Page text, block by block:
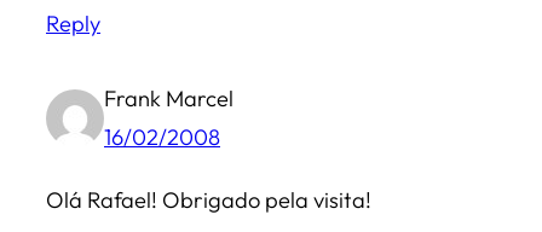
Reply
Frank Marcel
16/02/2008
Olá Rafael! Obrigado pela visita!